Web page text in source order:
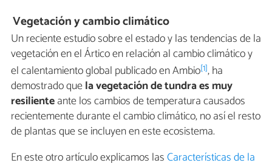
Vegetación y cambio climático
Un reciente estudio sobre el estado y las tendencias de la
vegetación en el Ártico en relación al cambio climático y
el calentamiento global publicado en Ambio[1], ha
demostrado quela vegetación de tundra es muy
resilienteante los cambios de temperatura causados
recientemente durante el cambio climático, no así el resto
de plantas que se incluyen en este ecosistema.
En este otro artículo explicamos lasCaracterísticas de la